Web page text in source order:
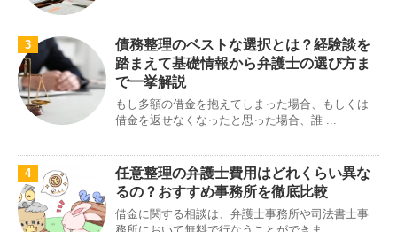
3
債務整理のベストな選択とは？経験談を
踏まえて基礎情報から弁護士の選び方ま
で一挙解説
もし多額の借金を抱えてしまった場合、もしくは
借金を返せなくなったと思った場合、誰 ...
4
任意整理の弁護士費用はどれくらい異な
るの？おすすめ事務所を徹底比較
借金に関する相談は、弁護士事務所や司法書士事